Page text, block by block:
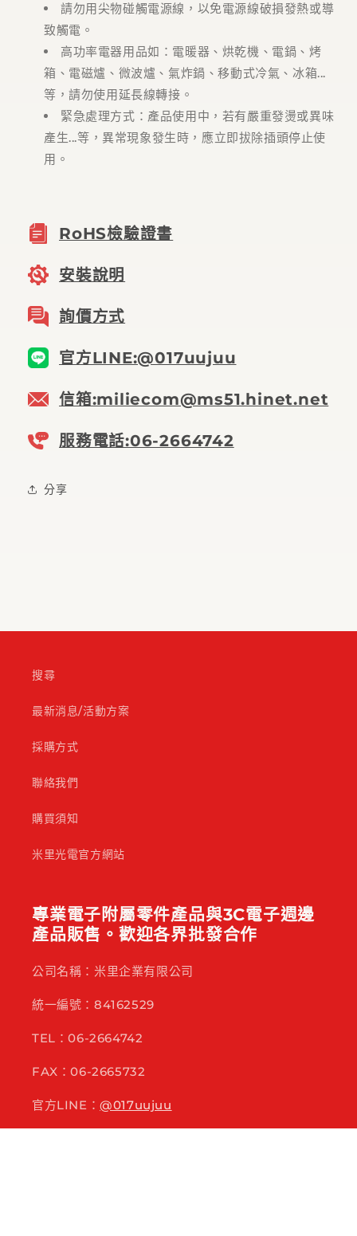
請勿用尖物碰觸電源線，以免電源線破損發熱或導
致觸電。
高功率電器用品如：電暖器、烘乾機、電鍋、烤
箱、電磁爐、微波爐、氣炸鍋、移動式冷氣、冰箱...
等，請勿使用延長線轉接。
緊急處理方式：產品使用中，若有嚴重發燙或異味
產生...等，異常現象發生時，應立即拔除插頭停止使
用。
RoHS檢驗證書
安裝說明
詢價方式
官方LINE:@017uujuu
信箱:miliecom@ms51.hinet.net
服務電話:06-2664742
分享
搜尋
最新消息/活動方案
採購方式
聯絡我們
購買須知
米里光電官方網站
專業電子附屬零件產品與3C電子週邊
產品販售。歡迎各界批發合作
公司名稱：米里企業有限公司
統一編號：84162529
TEL：06-2664742
FAX：06-2665732
官方LINE：@017uujuu